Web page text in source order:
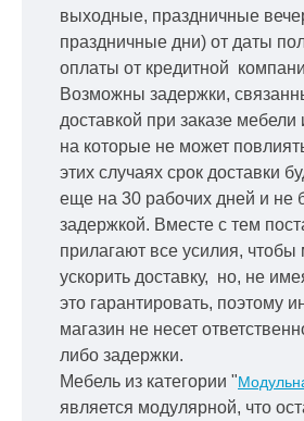
выходные, праздничные
праздничные дни) от даты
оплаты от кредитной
Возможны задержки,
доставкой при заказе мебели
на которые не может
этих случаях срок доставки
еще на 30 рабочих дней и не
задержкой. Вместе с тем
прилагают все усилия,
ускорить доставку, но, не
это гарантировать, поэтому
магазин не несет
либо задержки.
Мебель из категории "
является модулярной, что